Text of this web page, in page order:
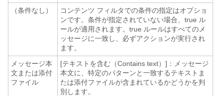
（条件なし）
コンテンツ フィルタでの条件の指定はオプショ
ンです。条件が指定されていない場合、true ル
ールが適用されます。true ルールはすべてのメ
ッセージに一致し、必ずアクションが実行され
ます。
メッセージ本
文または添付
ファイル
[テキストを含む（Contains text）]：メッセージ
本文に、特定のパターンと一致するテキストま
たは添付ファイルが含まれているかどうかを判
別します。